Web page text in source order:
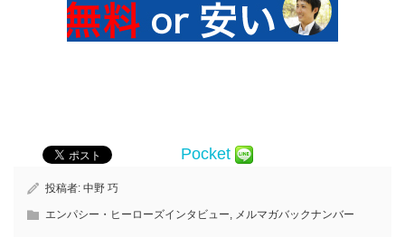
Pocket
投稿者: 中野 巧
エンパシー・ヒーローズインタビュー, メルマガバックナンバー